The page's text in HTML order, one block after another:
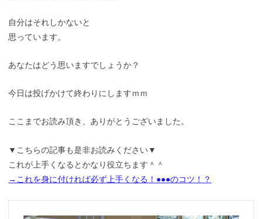
自分はそれしかないと
思っています。
あなたはどう思いますでしょうか？
今日は投げかけて終わりにしますｍｍ
ここまでお読み頂き、ありがとうございました。
▼こちらの記事も是非お読みください▼
これが上手くなるとかなり役立ちます＾＾
→これを身に付ければ必ず上手くなる！●●●のコツ！？